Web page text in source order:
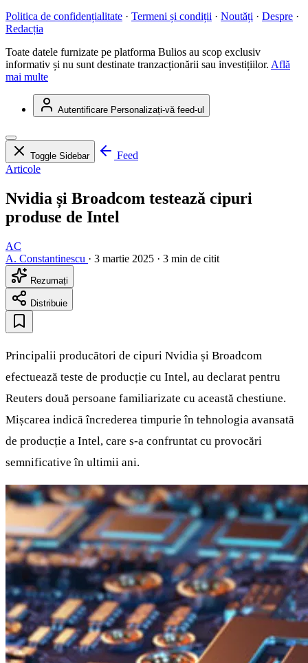
Politica de confidențialitate · Termeni și condiții · Noutăți · Despre ·
Redacția
Toate datele furnizate pe platforma Bulios au scop exclusiv
informativ și nu sunt destinate tranzacționării sau investițiilor. Află
mai multe
Autentificare Personalizați-vă feed-ul
Toggle Sidebar
Feed
Articole
Nvidia și Broadcom testează cipuri
produse de Intel
AC
A. Constantinescu · 3 martie 2025 · 3 min de citit
Rezumați
Distribuie
Principalii producători de cipuri Nvidia și Broadcom
efectuează teste de producție cu Intel, au declarat pentru
Reuters două persoane familiarizate cu această chestiune.
Mișcarea indică încrederea timpurie în tehnologia avansată
de producție a Intel, care s-a confruntat cu provocări
semnificative în ultimii ani.